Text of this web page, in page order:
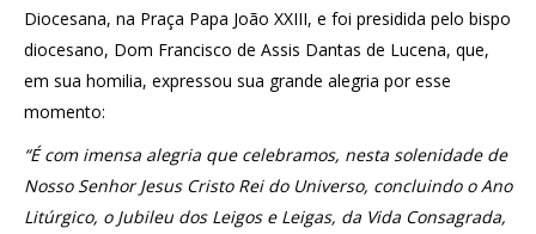
Diocesana, na Praça Papa João XXIII, e foi presidida pelo bispo
diocesano, Dom Francisco de Assis Dantas de Lucena, que,
em sua homilia, expressou sua grande alegria por esse
momento:
“É com imensa alegria que celebramos, nesta solenidade de
Nosso Senhor Jesus Cristo Rei do Universo, concluindo o Ano
Litúrgico, o Jubileu dos Leigos e Leigas, da Vida Consagrada,